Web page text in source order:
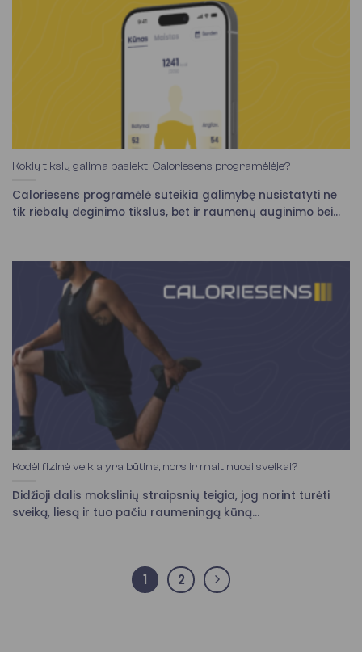
Kokių tikslų galima pasiekti Caloriesens programėlėje?
Caloriesens programėlė suteikia galimybę nusistatyti ne
tik riebalų deginimo tikslus, bet ir raumenų auginimo bei...
Kodėl fizinė veikla yra būtina, nors ir maitinuosi sveikai?
Didžioji dalis mokslinių straipsnių teigia, jog norint turėti
sveiką, liesą ir tuo pačiu raumeningą kūną...
1 2